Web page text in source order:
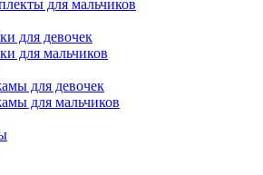
для мальчиков
для девочек
для мальчиков
для девочек
для мальчиков